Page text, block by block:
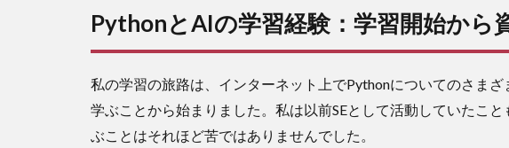
SIGNATE
のデータ
コンペへ
こ
れ
PythonとAIの学習経験：学習開始から
私の学習の旅路は、インターネット上でPythonについてのさま
学ぶことから始まりました。私は以前SEとして活動していたこ
ぶことはそれほど苦ではありませんでした。